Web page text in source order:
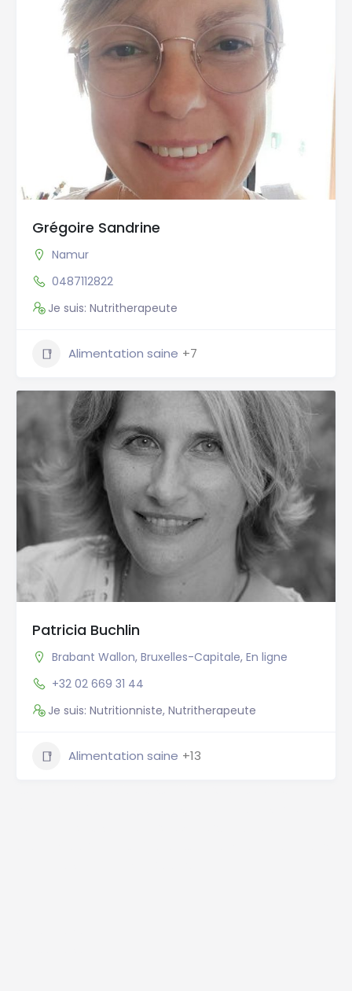
Grégoire Sandrine
Namur
0487112822
Je suis: Nutritherapeute
Alimentation saine +7
Patricia Buchlin
Brabant Wallon, Bruxelles-Capitale, En ligne
+32 02 669 31 44
Je suis: Nutritionniste, Nutritherapeute
Alimentation saine +13